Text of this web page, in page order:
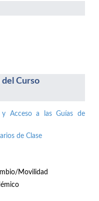
Curso
y Acceso a las Guías de
de Clase
Movilidad